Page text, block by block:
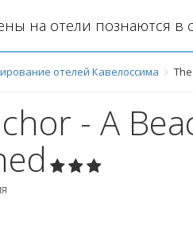
на отели познаются в
отелей Кавелоссима
- A